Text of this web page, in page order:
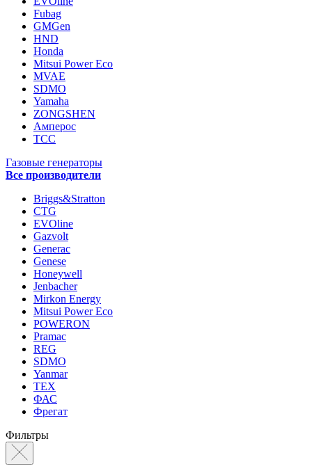
Fubag
GMGen
HND
Honda
Mitsui Power Eco
MVAE
SDMO
Yamaha
ZONGSHEN
Амперос
ТСС
Газовые генераторы
Все производители
Briggs&Stratton
CTG
EVOline
Gazvolt
Generac
Genese
Honeywell
Jenbacher
Mirkon Energy
Mitsui Power Eco
POWERON
Pramac
REG
SDMO
Yanmar
ТЕХ
ФАС
Фрегат
Фильтры